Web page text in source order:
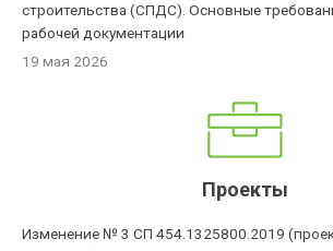
строительства (СПДС). Основные
рабочей документации
19 мая 2026
Проекты
Изменение № 3 СП 454.1325800.2019